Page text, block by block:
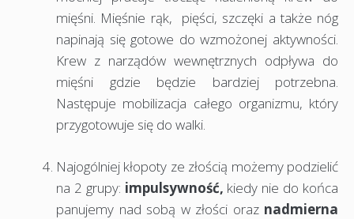
mięśni. Mięśnie rąk, pięści, szczęki a także nóg
napinają się gotowe do wzmożonej aktywności.
Krew z narządów wewnętrznych odpływa do
mięśni gdzie będzie bardziej potrzebna.
Następuje mobilizacja całego organizmu, który
przygotowuje się do walki.
Najogólniej kłopoty ze złością możemy podzielić
na 2 grupy: impulsywność, kiedy nie do końca
panujemy nad sobą w złości oraz nadmierna